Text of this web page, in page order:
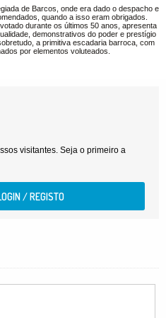
de Barcos, onde era dado o despacho e
quando a isso eram obrigados.
durante os últimos 50 anos, apresenta
demonstrativos do poder e prestígio
a primitiva escadaria barroca, com
por elementos voluteados.
visitantes. Seja o primeiro a